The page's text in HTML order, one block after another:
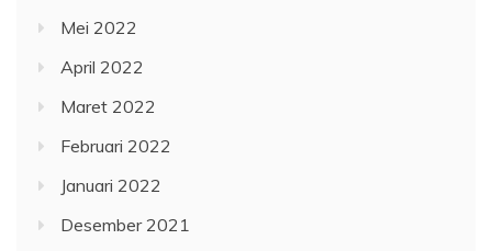
Mei 2022
April 2022
Maret 2022
Februari 2022
Januari 2022
Desember 2021